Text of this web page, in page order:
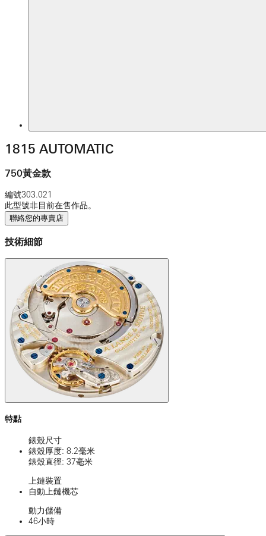
1815 AUTOMATIC
750黃金款
編號303.021
此型號非目前在售作品。
聯絡您的專賣店
技術細節
特點
錶殼尺寸
錶殼厚度: 8.2毫米
錶殼直徑: 37毫米
上鏈裝置
自動上鏈機芯
動力儲備
46小時